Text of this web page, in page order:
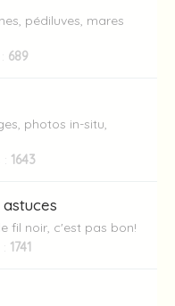
pédiluves, mares
689
photos in-situ,
1643
fil noir, c'est pas bon!
1741